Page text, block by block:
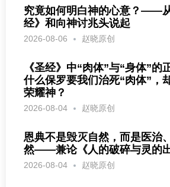
究竟如何明白神的心意？——
经》和向神讨兆头说起
2026-08-06 赵晓原创
《圣经》中“肉体”与“身体”
什么保罗要我们治死“肉体”，
荣耀神？
2026-08-04 赵晓原创
恩典不是毁灭自然，而是医治
然——兼论《人的破碎与灵的
2026-08-04 赵晓原创